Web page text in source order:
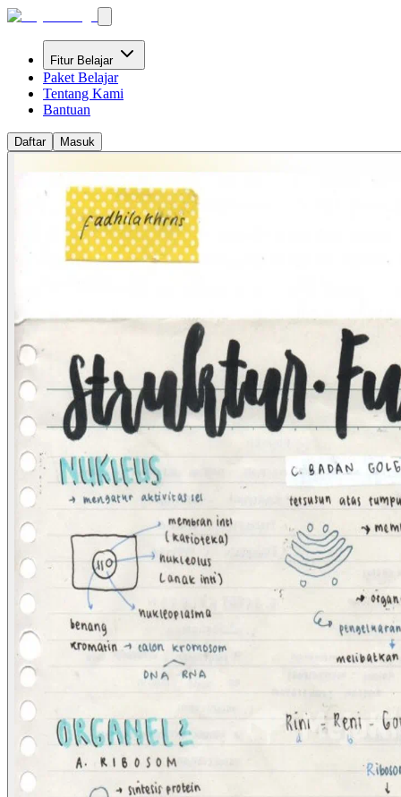
Fitur Belajar
Paket Belajar
Tentang Kami
Bantuan
Daftar Masuk